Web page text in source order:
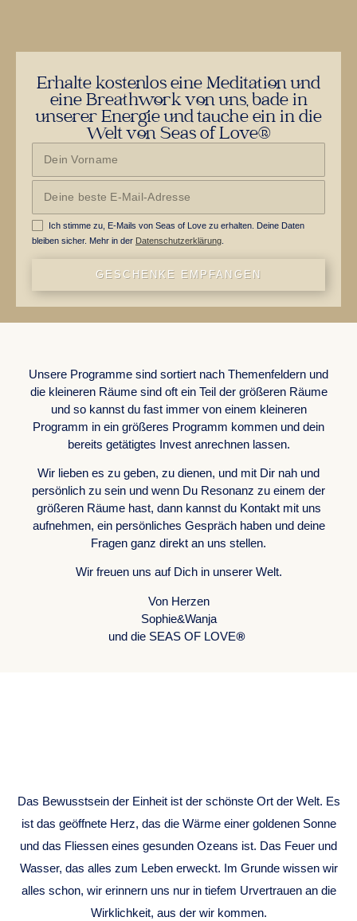
Erhalte kostenlos eine Meditation und
eine Breathwork von uns, bade in
unserer Energie und tauche ein in die
Welt von Seas of Love®
Ich stimme zu, E-Mails von Seas of Love zu erhalten. Deine Daten
bleiben sicher. Mehr in der Datenschutzerklärung
GESCHENKE EMPFANGEN
Unsere Programme sind sortiert nach Themenfeldern und
die kleineren Räume sind oft ein Teil der größeren Räume
und so kannst du fast immer von einem kleineren
Programm in ein größeres Programm kommen und dein
bereits getätigtes Invest anrechnen lassen.
Wir lieben es zu geben, zu dienen, und mit Dir nah und
persönlich zu sein und wenn Du Resonanz zu einem der
größeren Räume hast, dann kannst du Kontakt mit uns
aufnehmen, ein persönliches Gespräch haben und deine
Fragen ganz direkt an uns stellen.
Wir freuen uns auf Dich in unserer Welt.
Von Herzen
Sophie&Wanja
und die SEAS OF LOVE®
Das Bewusstsein der Einheit ist der schönste Ort der Welt. Es
ist das geöffnete Herz, das die Wärme einer goldenen Sonne
und das Fliessen eines gesunden Ozeans ist. Das Feuer und
Wasser, das alles zum Leben erweckt. Im Grunde wissen wir
alles schon, wir erinnern uns nur in tiefem Urvertrauen an die
Wirklichkeit, aus der wir kommen.